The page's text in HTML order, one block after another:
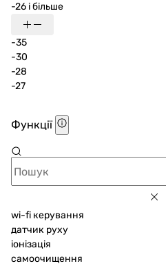
-26 і більше
-35
-30
-28
-27
Функції
wi-fi керування
датчик руху
іонізація
самоочищення